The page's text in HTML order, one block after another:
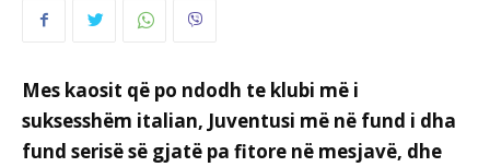
Mes kaosit që po ndodh te klubi më i
suksesshëm italian, Juventusi më në fund i dha
fund serisë së gjatë pa fitore në mesjavë, dhe